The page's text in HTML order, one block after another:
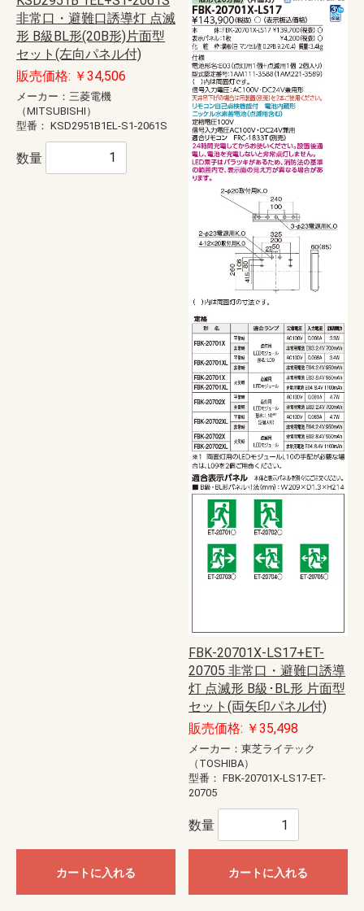
非常口・避難口誘導灯 点滅
形 B級BL形(20B形)片面型
セット(左向パネル付)
販売価格: ￥34,506
メーカー：三菱電機
（MITSUBISHI）
型番： KSD2951B1EL-S1-2061S
数量
カートに入れる
FBK-20701X-LS17+ET-
20705 非常口・避難口誘導
灯 点滅形 B級･BL形 片面型
セット(両矢印パネル付)
販売価格: ￥35,498
メーカー：東芝ライテック
（TOSHIBA）
型番： FBK-20701X-LS17-ET-
20705
数量
カートに入れる